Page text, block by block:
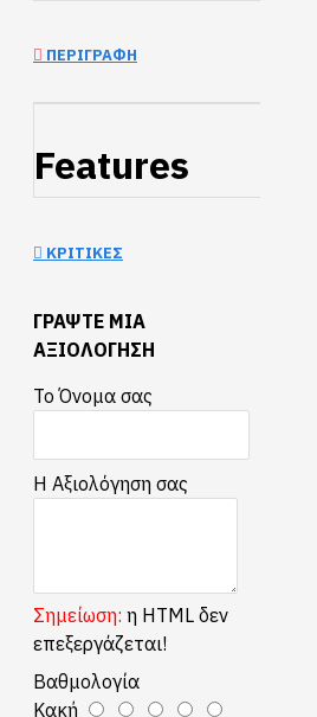
ΠΕΡΙΓΡΑΦΉ
Features
L-series construction and
Aspherical and UD lens
Super Spectra coatings
Circular aperture for
Passes distance
ΚΡΙΤΙΚΈΣ
ΓΡΆΨΤΕ ΜΙΑ
ΑΞΙΟΛΌΓΗΣΗ
Το Όνομα σας
Η Αξιολόγηση σας
Σημείωση: η HTML δεν
επεξεργάζεται!
Βαθμολογία
Κακή